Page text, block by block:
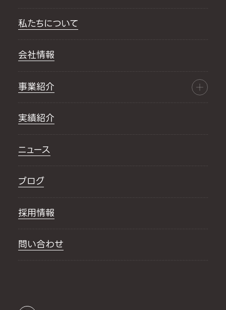
私たちについて
会社情報
事業紹介
実績紹介
ニュース
ブログ
採用情報
問い合わせ